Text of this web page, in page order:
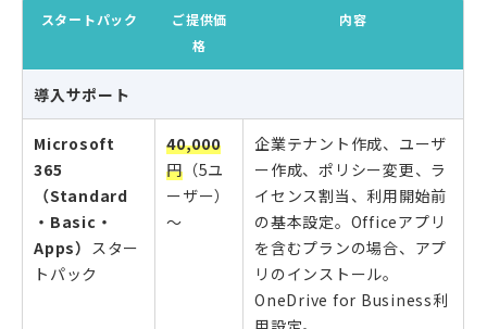
スタートパック
ご提供価
格
内容
導入サポート
Microsoft
365
（Standard
・Basic・
Apps） スター
トパック
40,000
円（5ユ
ーザー）
～
企業テナント作成、ユーザ
ー作成、ポリシー変更、ラ
イセンス割当、利用開始前
の基本設定。Officeアプリ
を含むプランの場合、アプ
リのインストール。
OneDrive for Business利